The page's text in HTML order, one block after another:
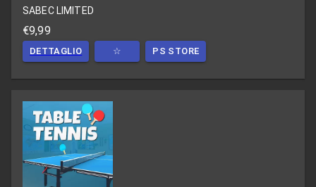
SABEC LIMITED
€9,99
DETTAGLIO ☆ PS STORE